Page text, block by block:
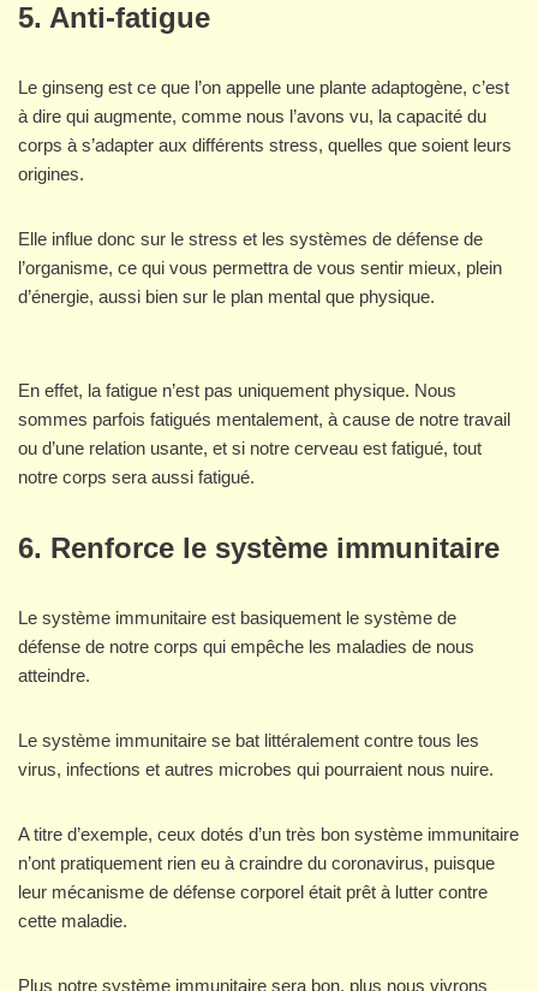
5. Anti-fatigue
Le ginseng est ce que l’on appelle une plante adaptogène, c’est
à dire qui augmente, comme nous l’avons vu, la capacité du
corps à s’adapter aux différents stress, quelles que soient leurs
origines.
Elle influe donc sur le stress et les systèmes de défense de
l’organisme, ce qui vous permettra de vous sentir mieux, plein
d’énergie, aussi bien sur le plan mental que physique.
En effet, la fatigue n’est pas uniquement physique. Nous
sommes parfois fatigués mentalement, à cause de notre travail
ou d’une relation usante, et si notre cerveau est fatigué, tout
notre corps sera aussi fatigué.
6. Renforce le système immunitaire
Le système immunitaire est basiquement le système de
défense de notre corps qui empêche les maladies de nous
atteindre.
Le système immunitaire se bat littéralement contre tous les
virus, infections et autres microbes qui pourraient nous nuire.
A titre d’exemple, ceux dotés d’un très bon système immunitaire
n’ont pratiquement rien eu à craindre du coronavirus, puisque
leur mécanisme de défense corporel était prêt à lutter contre
cette maladie.
Plus notre système immunitaire sera bon, plus nous vivrons